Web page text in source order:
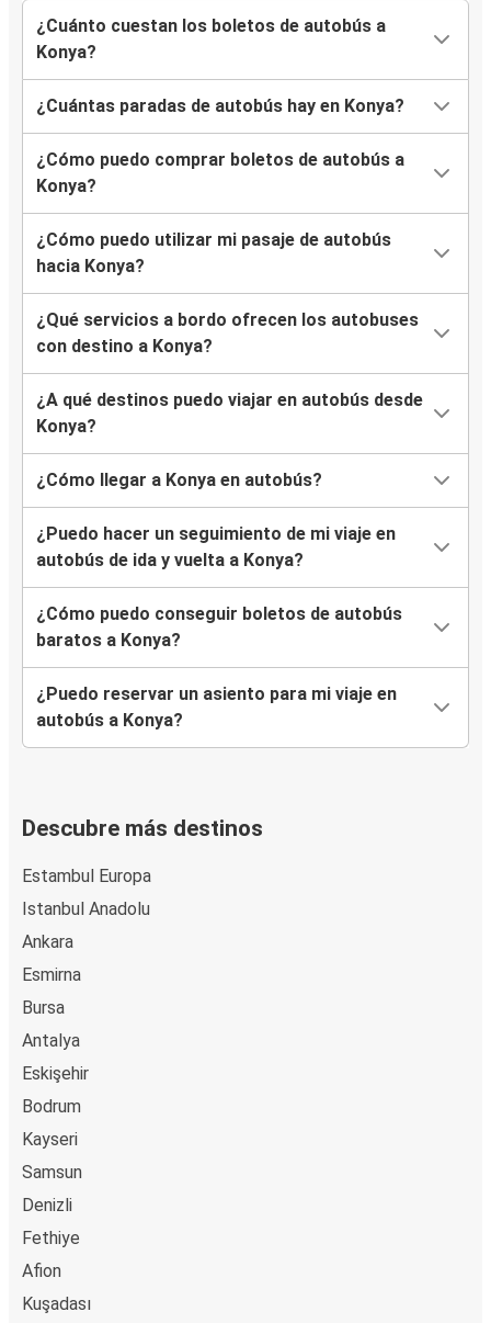
¿Cuánto cuestan los boletos de autobús a
Konya?
¿Cuántas paradas de autobús hay en Konya?
¿Cómo puedo comprar boletos de autobús a
Konya?
¿Cómo puedo utilizar mi pasaje de autobús
hacia Konya?
¿Qué servicios a bordo ofrecen los autobuses
con destino a Konya?
¿A qué destinos puedo viajar en autobús desde
Konya?
¿Cómo llegar a Konya en autobús?
¿Puedo hacer un seguimiento de mi viaje en
autobús de ida y vuelta a Konya?
¿Cómo puedo conseguir boletos de autobús
baratos a Konya?
¿Puedo reservar un asiento para mi viaje en
autobús a Konya?
Descubre más destinos
Estambul Europa
Istanbul Anadolu
Ankara
Esmirna
Bursa
Antalya
Eskişehir
Bodrum
Kayseri
Samsun
Denizli
Fethiye
Afion
Kuşadası